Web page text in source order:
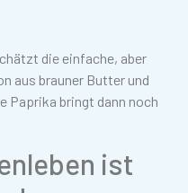
die einfache, aber
aus brauner Butter und
Paprika bringt dann noch
ist